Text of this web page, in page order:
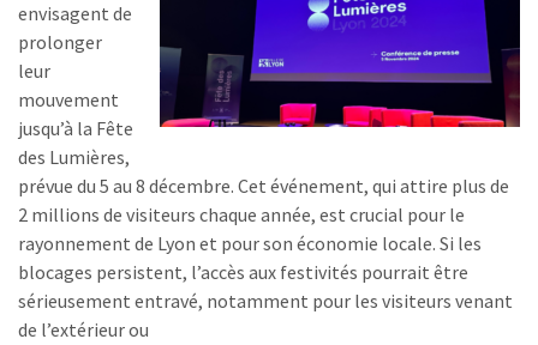
envisagent de
prolonger
leur
mouvement
jusqu’à la Fête
des Lumières,
prévue du 5 au 8 décembre. Cet événement, qui attire plus de
2 millions de visiteurs chaque année, est crucial pour le
rayonnement de Lyon et pour son économie locale. Si les
blocages persistent, l’accès aux festivités pourrait être
sérieusement entravé, notamment pour les visiteurs venant
de l’extérieur ou